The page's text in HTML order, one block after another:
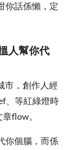
你話係懶，定
人幫你代
市，創作人經
、等紅綠燈時
flow。
你個腦，而係